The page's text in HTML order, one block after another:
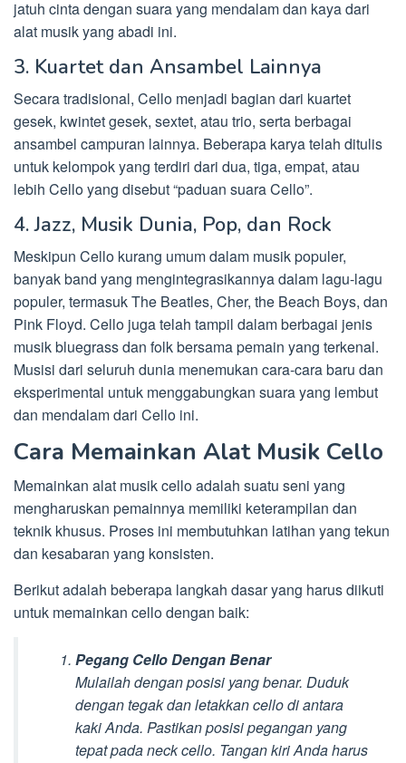
jatuh cinta dengan suara yang mendalam dan kaya dari
alat musik yang abadi ini.
3. Kuartet dan Ansambel Lainnya
Secara tradisional, Cello menjadi bagian dari kuartet
gesek, kwintet gesek, sextet, atau trio, serta berbagai
ansambel campuran lainnya. Beberapa karya telah ditulis
untuk kelompok yang terdiri dari dua, tiga, empat, atau
lebih Cello yang disebut “paduan suara Cello”.
4. Jazz, Musik Dunia, Pop, dan Rock
Meskipun Cello kurang umum dalam musik populer,
banyak band yang mengintegrasikannya dalam lagu-lagu
populer, termasuk The Beatles, Cher, the Beach Boys, dan
Pink Floyd. Cello juga telah tampil dalam berbagai jenis
musik bluegrass dan folk bersama pemain yang terkenal.
Musisi dari seluruh dunia menemukan cara-cara baru dan
eksperimental untuk menggabungkan suara yang lembut
dan mendalam dari Cello ini.
Cara Memainkan Alat Musik Cello
Memainkan alat musik cello adalah suatu seni yang
mengharuskan pemainnya memiliki keterampilan dan
teknik khusus. Proses ini membutuhkan latihan yang tekun
dan kesabaran yang konsisten.
Berikut adalah beberapa langkah dasar yang harus diikuti
untuk memainkan cello dengan baik:
Pegang Cello Dengan Benar
Mulailah dengan posisi yang benar. Duduk
dengan tegak dan letakkan cello di antara
kaki Anda. Pastikan posisi pegangan yang
tepat pada neck cello. Tangan kiri Anda harus